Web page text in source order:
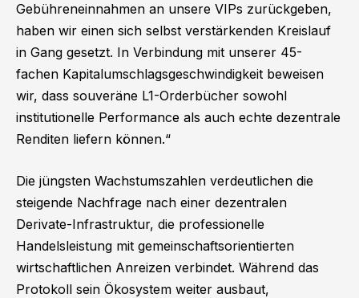
Gebühreneinnahmen an unsere VIPs zurückgeben,
haben wir einen sich selbst verstärkenden Kreislauf
in Gang gesetzt. In Verbindung mit unserer 45-
fachen Kapitalumschlagsgeschwindigkeit beweisen
wir, dass souveräne L1-Orderbücher sowohl
institutionelle Performance als auch echte dezentrale
Renditen liefern können.“
Die jüngsten Wachstumszahlen verdeutlichen die
steigende Nachfrage nach einer dezentralen
Derivate-Infrastruktur, die professionelle
Handelsleistung mit gemeinschaftsorientierten
wirtschaftlichen Anreizen verbindet. Während das
Protokoll sein Ökosystem weiter ausbaut,